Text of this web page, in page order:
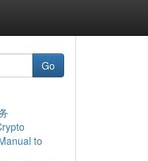
Go
to